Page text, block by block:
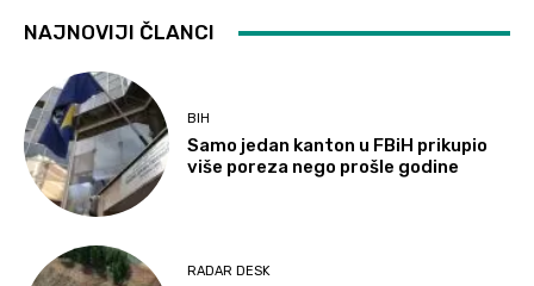
NAJNOVIJI ČLANCI
BIH
Samo jedan kanton u FBiH prikupio
više poreza nego prošle godine
RADAR DESK